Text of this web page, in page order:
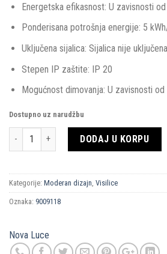
Energetska efikasnost: U zavisnosti
Ponderisana potrošnja energije: 5
Uključena sijalica: Sijalica nije uključena
Stepen IP zaštite: IP 20
Mogućnost dimovanja: U zavisnosti
Dostupno uz narudžbu
Količina DODAJ U KORPU
Kategorije: Moderan dizajn Visilice
Oznaka: 9009118
Nova Luce